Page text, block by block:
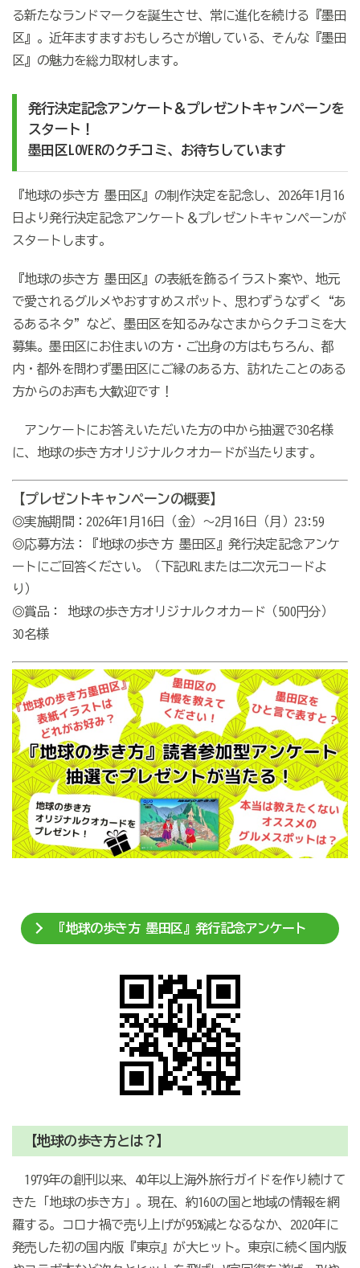
る新たなランドマークを誕生させ、常に進化を続ける『墨田
区』。近年ますますおもしろさが増している、そんな『墨田
区』の魅力を総力取材します。
発行決定記念アンケート＆プレゼントキャンペーンを
スタート！
墨田区LOVERのクチコミ、お待ちしています
『地球の歩き方 墨田区』の制作決定を記念し、2026年1月16
日より発行決定記念アンケート＆プレゼントキャンぺーンが
スタートします。
『地球の歩き方 墨田区』の表紙を飾るイラスト案や、地元
で愛されるグルメやおすすめスポット、思わずうなずく“あ
るあるネタ”など、墨田区を知るみなさまからクチコミを大
募集。墨田区にお住まいの方・ご出身の方はもちろん、都
内・都外を問わず墨田区にご縁のある方、訪れたことのある
方からのお声も大歓迎です！
アンケートにお答えいただいた方の中から抽選で30名様
に、地球の歩き方オリジナルクオカードが当たります。
【プレゼントキャンペーンの概要】
◎実施期間：2026年1月16日（金）～2月16日（月）23:59
◎応募方法：『地球の歩き方 墨田区』発行決定記念アンケ
ートにご回答ください。（下記URLまたは二次元コードよ
り）
◎賞品： 地球の歩き方オリジナルクオカード（500円分）
30名様
『地球の歩き方 墨田区』発行記念アンケート
【地球の歩き方とは？】
1979年の創刊以来、40年以上海外旅行ガイドを作り続けて
きた「地球の歩き方」。現在、約160の国と地域の情報を網
羅する。コロナ禍で売り上げが95%減となるなか、2020年に
発売した初の国内版『東京』が大ヒット。東京に続く国内版